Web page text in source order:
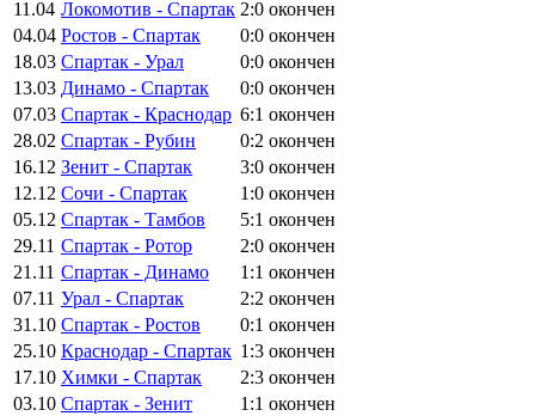
11.04 Локомотив - Спартак 2:0 окончен
04.04 Ростов - Спартак 0:0 окончен
18.03 Спартак - Урал 0:0 окончен
13.03 Динамо - Спартак 0:0 окончен
07.03 Спартак - Краснодар 6:1 окончен
28.02 Спартак - Рубин 0:2 окончен
16.12 Зенит - Спартак 3:0 окончен
12.12 Сочи - Спартак 1:0 окончен
05.12 Спартак - Тамбов 5:1 окончен
29.11 Спартак - Ротор 2:0 окончен
21.11 Спартак - Динамо 1:1 окончен
07.11 Урал - Спартак 2:2 окончен
31.10 Спартак - Ростов 0:1 окончен
25.10 Краснодар - Спартак 1:3 окончен
17.10 Химки - Спартак 2:3 окончен
03.10 Спартак - Зенит 1:1 окончен